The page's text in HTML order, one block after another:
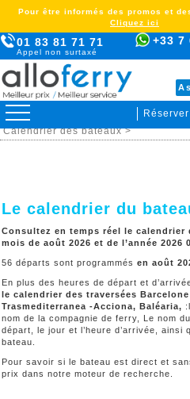
01 83 81 71 71
Appel non surtaxé
+33 7
Réserver
Pour être informés des promos et
Cliquez ici
> Barcelone Ibiza >
Calendrier des bateaux >
Le calendrier du
Consultez en temps réel le calendrier
mois de août 2026 et de l’année 2026
56 départs sont programmés en août
En plus des heures de départ et
le calendrier des traversées
Trasmediterranea -Acciona, Baléaria,
nom de la compagnie de ferry, Le nom
départ, le jour et l’heure d’arrivée, ainsi
bateau.
Pour savoir si le bateau est direct et
prix dans notre moteur de recherche.